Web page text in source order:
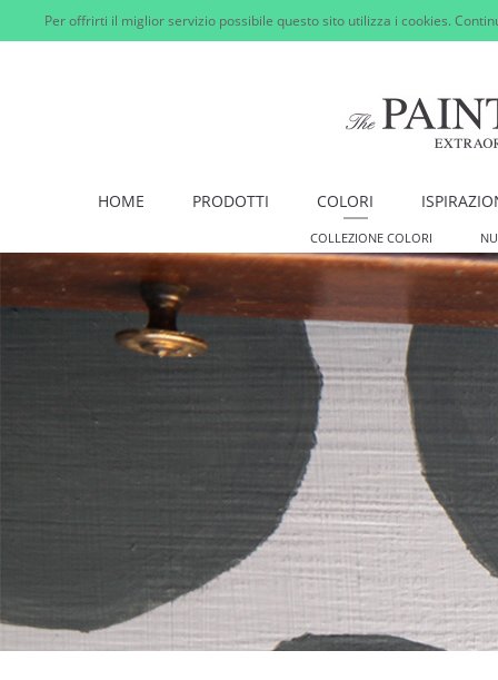
Per offrirti il miglior servizio possibile questo sito utilizza i cookies.
HOME PRODOTTI COLORI
COLLEZIONE COLORI